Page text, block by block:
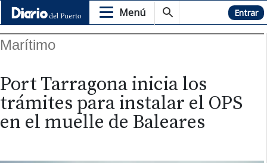
Menú Hemeroteca Entrar
Marítimo
Port Tarragona inicia los
trámites para instalar el OPS
en el muelle de Baleares